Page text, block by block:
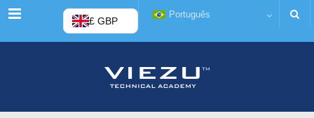
Menu £ GBP
Português